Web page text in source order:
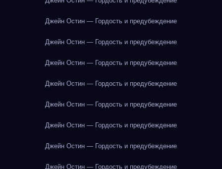
Джейн Остин — Гордость и предубеждение
Джейн Остин — Гордость и предубеждение
Джейн Остин — Гордость и предубеждение
Джейн Остин — Гордость и предубеждение
Джейн Остин — Гордость и предубеждение
Джейн Остин — Гордость и предубеждение
Джейн Остин — Гордость и предубеждение
Джейн Остин — Гордость и предубеждение